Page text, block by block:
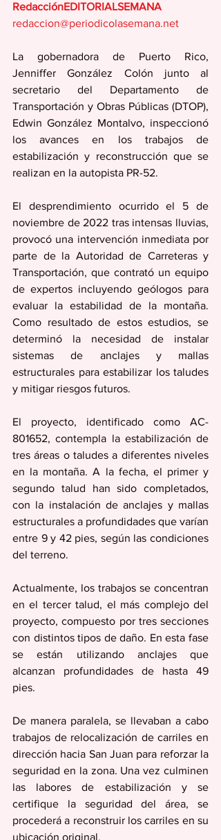
RedacciónEDITORIALSEMANA
redaccion@periodicolasemana.net
La gobernadora de Puerto Rico,
Jenniffer González Colón junto al
secretario del Departamento de
Transportación y Obras Públicas (DTOP),
Edwin González Montalvo, inspeccionó
los avances en los trabajos de
estabilización y reconstrucción que se
realizan en la autopista PR-52.
El desprendimiento ocurrido el 5 de
noviembre de 2022 tras intensas lluvias,
provocó una intervención inmediata por
parte de la Autoridad de Carreteras y
Transportación, que contrató un equipo
de expertos incluyendo geólogos para
evaluar la estabilidad de la montaña.
Como resultado de estos estudios, se
determinó la necesidad de instalar
sistemas de anclajes y mallas
estructurales para estabilizar los taludes
y mitigar riesgos futuros.
El proyecto, identificado como AC-
801652, contempla la estabilización de
tres áreas o taludes a diferentes niveles
en la montaña. A la fecha, el primer y
segundo talud han sido completados,
con la instalación de anclajes y mallas
estructurales a profundidades que varían
entre 9 y 42 pies, según las condiciones
del terreno.
Actualmente, los trabajos se concentran
en el tercer talud, el más complejo del
proyecto, compuesto por tres secciones
con distintos tipos de daño. En esta fase
se están utilizando anclajes que
alcanzan profundidades de hasta 49
pies.
De manera paralela, se llevaban a cabo
trabajos de relocalización de carriles en
dirección hacia San Juan para reforzar la
seguridad en la zona. Una vez culminen
las labores de estabilización y se
certifique la seguridad del área, se
procederá a reconstruir los carriles en su
ubicación original.